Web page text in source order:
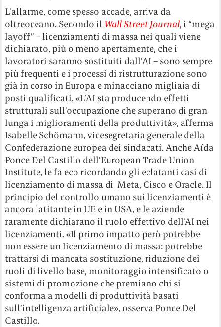
L’allarme, come spesso accade, arriva da
oltreoceano. Secondo il Wall Street Journal, i “mega
layoff” – licenziamenti di massa nei quali viene
dichiarato, più o meno apertamente, che i
lavoratori saranno sostituiti dall’AI – sono sempre
più frequenti e i processi di ristrutturazione sono
già in corso in Europa e minacciano migliaia di
posti qualificati. «L’AI sta producendo effetti
strutturali sull’occupazione che superano di gran
lunga i miglioramenti della produttività», afferma
Isabelle Schömann, vicesegretaria generale della
Confederazione europea dei sindacati. Anche Aída
Ponce Del Castillo dell’European Trade Union
Institute, le fa eco ricordando gli eclatanti casi di
licenziamento di massa di Meta, Cisco e Oracle. Il
principio del controllo umano sui licenziamenti è
ancora latitante in UE e in USA, e le aziende
raramente dichiarano il ruolo effettivo dell’AI nei
licenziamenti. «Il primo impatto però potrebbe
non essere un licenziamento di massa: potrebbe
trattarsi di mancata sostituzione, riduzione dei
ruoli di livello base, monitoraggio intensificato o
sistemi di promozione che premiano chi si
conforma a modelli di produttività basati
sull’intelligenza artificiale», osserva Ponce Del
Castillo.